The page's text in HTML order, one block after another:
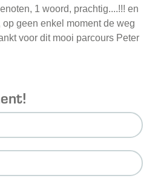
1 woord, prachtig....!!! en
geen enkel moment de weg
voor dit mooi parcours Peter